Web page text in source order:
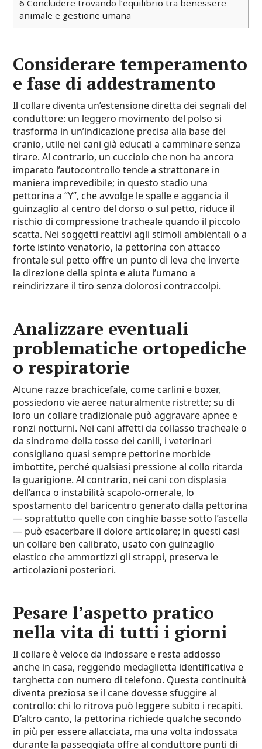
6 Concludere trovando l’equilibrio tra benessere
animale e gestione umana
Considerare temperamento
e fase di addestramento
Il collare diventa un’estensione diretta dei segnali del
conduttore: un leggero movimento del polso si
trasforma in un’indicazione precisa alla base del
cranio, utile nei cani già educati a camminare senza
tirare. Al contrario, un cucciolo che non ha ancora
imparato l’autocontrollo tende a strattonare in
maniera imprevedibile; in questo stadio una
pettorina a “Y”, che avvolge le spalle e aggancia il
guinzaglio al centro del dorso o sul petto, riduce il
rischio di compressione tracheale quando il piccolo
scatta. Nei soggetti reattivi agli stimoli ambientali o a
forte istinto venatorio, la pettorina con attacco
frontale sul petto offre un punto di leva che inverte
la direzione della spinta e aiuta l’umano a
reindirizzare il tiro senza dolorosi contraccolpi.
Analizzare eventuali
problematiche ortopediche
o respiratorie
Alcune razze brachicefale, come carlini e boxer,
possiedono vie aeree naturalmente ristrette; su di
loro un collare tradizionale può aggravare apnee e
ronzi notturni. Nei cani affetti da collasso tracheale o
da sindrome della tosse dei canili, i veterinari
consigliano quasi sempre pettorine morbide
imbottite, perché qualsiasi pressione al collo ritarda
la guarigione. Al contrario, nei cani con displasia
dell’anca o instabilità scapolo-omerale, lo
spostamento del baricentro generato dalla pettorina
— soprattutto quelle con cinghie basse sotto l’ascella
— può esacerbare il dolore articolare; in questi casi
un collare ben calibrato, usato con guinzaglio
elastico che ammortizzi gli strappi, preserva le
articolazioni posteriori.
Pesare l’aspetto pratico
nella vita di tutti i giorni
Il collare è veloce da indossare e resta addosso
anche in casa, reggendo medaglietta identificativa e
targhetta con numero di telefono. Questa continuità
diventa preziosa se il cane dovesse sfuggire al
controllo: chi lo ritrova può leggere subito i recapiti.
D’altro canto, la pettorina richiede qualche secondo
in più per essere allacciata, ma una volta indossata
durante la passeggiata offre al conduttore punti di